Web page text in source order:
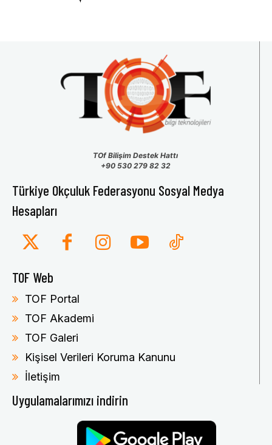
TOf Bilişim Destek Hattı
+90 530 279 82 32
Türkiye Okçuluk Federasyonu Sosyal Medya
Hesapları
TOF Web
TOF Portal
TOF Akademi
TOF Galeri
Kişisel Verileri Koruma Kanunu
İletişim
Uygulamalarımızı indirin